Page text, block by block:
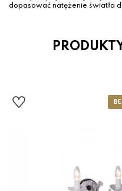
dopasować natężenie światła